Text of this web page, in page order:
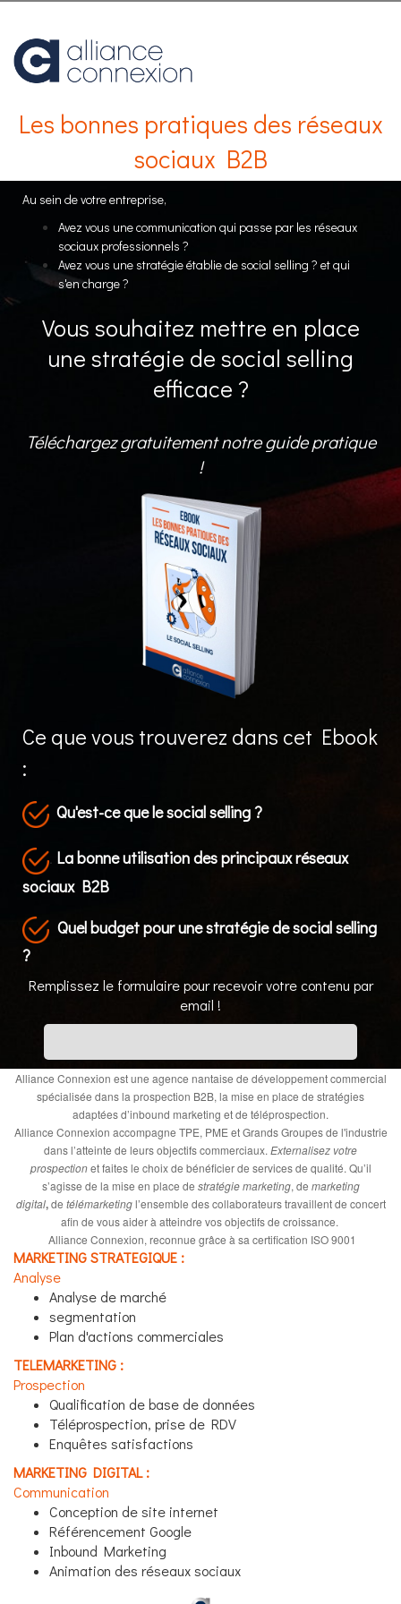
Les bonnes pratiques des réseaux
sociaux B2B
Au sein de votre entreprise,
Avez vous une communication qui passe par les réseaux
sociaux professionnels ?
Avez vous une stratégie établie de social selling ? et qui
s'en charge ?
Vous souhaitez mettre en place
une stratégie de social selling
efficace ?
Téléchargez gratuitement notre guide pratique
!
Ce que vous trouverez dans cet Ebook
:
Qu'est-ce que le social selling ?
. La bonne utilisation des principaux réseaux
sociaux B2B
Quel budget pour une stratégie de social selling
?
Remplissez le formulaire pour recevoir votre contenu par
email !
Alliance Connexion est une agence nantaise de développement commercial
spécialisée dans la prospection B2B, la mise en place de stratégies
adaptées d’inbound marketing et de téléprospection.
Alliance Connexion accompagne TPE, PME et Grands Groupes de l'industrie
dans l’atteinte de leurs objectifs commerciaux. Externalisez votre
prospectionet faites le choix de bénéficier de services de qualité. Qu’il
s’agisse de la mise en place de stratégie marketing, de marketing
digital,de télémarketingl’ensemble des collaborateurs travaillent de concert
afin de vous aider à atteindre vos objectifs de croissance.
Alliance Connexion, reconnue grâce à sa certification ISO 9001
MARKETING STRATEGIQUE :
Analyse
Analyse de marché
segmentation
Plan d'actions commerciales
TELEMARKETING :
Prospection
Qualification de base de données
Téléprospection, prise de RDV
Enquêtes satisfactions
MARKETING DIGITAL :
Communication
Conception de site internet
Référencement Google
Inbound Marketing
Animation des réseaux sociaux